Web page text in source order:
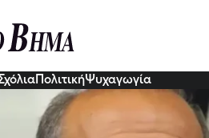
ΠολιτικήΨυχαγωγία